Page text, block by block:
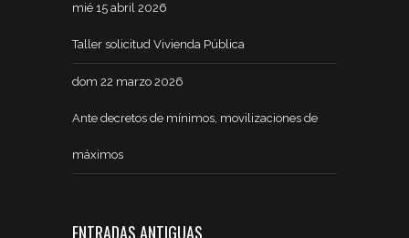
mié 15 abril 2026
Taller solicitud Vivienda Pública
dom 22 marzo 2026
Ante decretos de mínimos, movilizaciones de
máximos
ENTRADAS ANTIGUAS